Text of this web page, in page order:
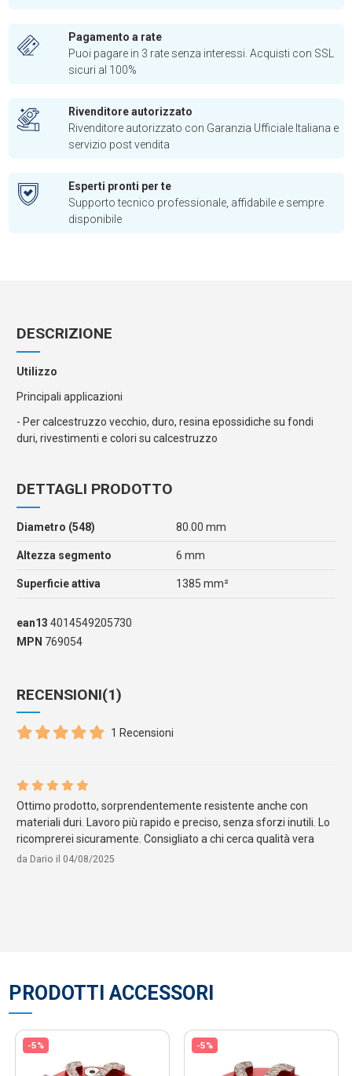
Pagamento a rate
Puoi pagare in 3 rate senza interessi. Acquisti con SSL
sicuri al 100%
Rivenditore autorizzato
Rivenditore autorizzato con Garanzia Ufficiale Italiana e
servizio post vendita
Esperti pronti per te
Supporto tecnico professionale, affidabile e sempre
disponibile
DESCRIZIONE
Utilizzo
Principali applicazioni
- Per calcestruzzo vecchio, duro, resina epossidiche su fondi
duri, rivestimenti e colori su calcestruzzo
DETTAGLI PRODOTTO
Diametro (548) 80.00 mm
Altezza segmento 6 mm
Superficie attiva 1385 mm²
ean13 4014549205730
MPN 769054
RECENSIONI(1)
1 Recensioni
Ottimo prodotto, sorprendentemente resistente anche con
materiali duri. Lavoro più rapido e preciso, senza sforzi inutili. Lo
ricomprerei sicuramente. Consigliato a chi cerca qualità vera
da Dario il 04/08/2025
PRODOTTI ACCESSORI
-5% -5%